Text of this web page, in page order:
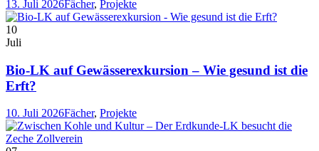
13. Juli 2026Fächer, Projekte
10
Juli
Bio-LK auf Gewässerexkursion – Wie gesund ist die
Erft?
10. Juli 2026Fächer, Projekte